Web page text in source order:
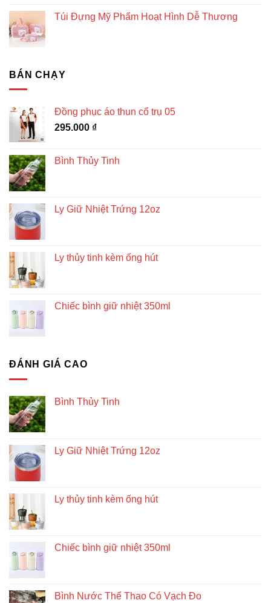
Túi Đựng Mỹ Phẩm Hoạt Hình Dễ Thương
BÁN CHẠY
Đồng phục áo thun cổ trụ 05
295.000 ₫
Bình Thủy Tinh
Ly Giữ Nhiệt Trứng 12oz
Ly thủy tinh kèm ống hút
Chiếc bình giữ nhiệt 350ml
ĐÁNH GIÁ CAO
Bình Thủy Tinh
Ly Giữ Nhiệt Trứng 12oz
Ly thủy tinh kèm ống hút
Chiếc bình giữ nhiệt 350ml
Bình Nước Thể Thao Có Vạch Đo